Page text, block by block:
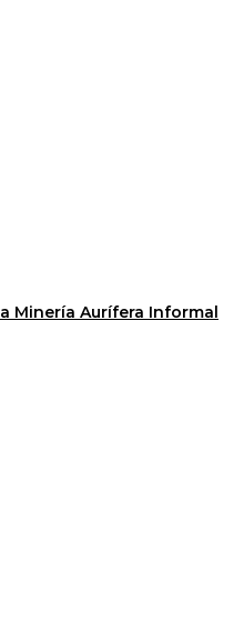
Minería Aurífera Informal